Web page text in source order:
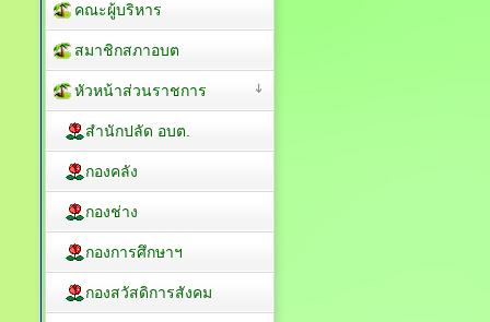
คณะผู้บริหาร
สมาชิกสภาอบต
หัวหน้าส่วนราชการ
สำนักปลัด อบต.
กองคลัง
กองช่าง
กองการศึกษาฯ
กองสวัสดิการสังคม